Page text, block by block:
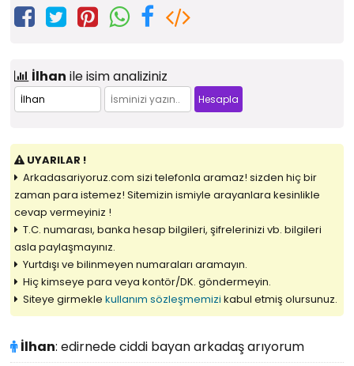
İlhan ile isim analiziniz
UYARILAR !
Arkadasariyoruz.com sizi telefonla aramaz! sizden hiç bir
zaman para istemez! Sitemizin ismiyle arayanlara kesinlikle
cevap vermeyiniz !
T.C. numarası, banka hesap bilgileri, şifrelerinizi vb. bilgileri
asla paylaşmayınız.
Yurtdışı ve bilinmeyen numaraları aramayın.
Hiç kimseye para veya kontör/DK. göndermeyin.
Siteye girmekle kullanım sözleşmemizi kabul etmiş olursunuz.
İlhan: edirnede ciddi bayan arkadaş arıyorum